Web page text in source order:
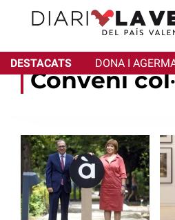
DESTACATS DONA I
Conveni